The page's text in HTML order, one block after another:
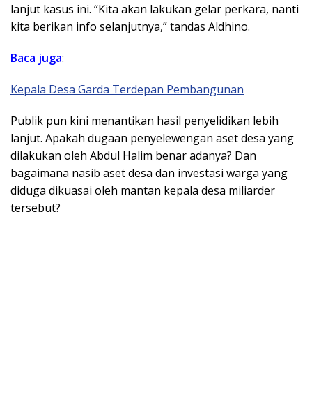
lanjut kasus ini. “Kita akan lakukan gelar perkara, nanti
kita berikan info selanjutnya,” tandas Aldhino.
Baca juga:
Kepala Desa Garda Terdepan Pembangunan
Publik pun kini menantikan hasil penyelidikan lebih
lanjut. Apakah dugaan penyelewengan aset desa yang
dilakukan oleh Abdul Halim benar adanya? Dan
bagaimana nasib aset desa dan investasi warga yang
diduga dikuasai oleh mantan kepala desa miliarder
tersebut?